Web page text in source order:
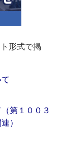
形式で掲
第１００３
）